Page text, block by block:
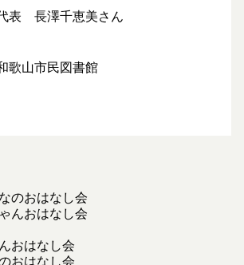
表 長澤千恵美さん
歌山市民図書館
のおはなし会
んおはなし会
おはなし会
おはなし会